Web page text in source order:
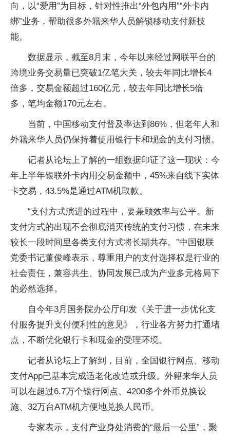
向，以“爱用”为目标，针对性推出“外包内用”“外卡内
绑”业务，帮助很多外籍来华人员解锁移动支付新技
能。
数据显示，截至8月末，今年以来经过网联平台的
跨境业务交易量已突破1亿笔大关，较去年同比增长4
倍多，交易金额超过160亿元，较去年同比增长5倍
多，笔均金额170元左右。
当前，中国移动支付普及率达到86%，但老年人和
外籍来华人员仍保持着使用银行卡和现金的支付习惯。
记者从论坛上了解的一组数据印证了这一现状：今
年上半年银联外卡内用交易金额中，45%来自线下实体
卡交易，43.5%是通过ATM机取款。
“支付方式演进的过程中，要兼顾效率与公平。新
支付方式的出现不会彻底消灭传统的支付习惯，在未来
较长一段时间里各类支付方式将长期共存。”中国银联
党委书记董俊峰表示，尊重用户的支付选择权是行业的
社会责任，兼容共生、协同发展已成为产业多元格局下
的必然选择。
自今年3月国务院办公厅印发《关于进一步优化支
付服务提升支付便利性的意见》，行业各方努力打通堵
点，不断优化银行卡和现金的受理环境。
记者从论坛上了解到，目前，全国银行网点、移动
支付App已基本完成适老化改造或升级。外籍来华人员
可以在超过6.7万个银行网点、4200多个外币兑换设
施、32万台ATM机方便地兑换人民币。
专家表示，支付产业身处消费的“最后一公里”，聚